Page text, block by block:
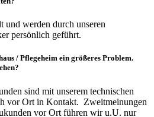
und werden durch unseren
persönlich geführt.
/ Pflegeheim ein größeres Problem.
sind mit unserem technischen
vor Ort in Kontakt. Zweitmeinungen
vor Ort führen wir u.U. nur